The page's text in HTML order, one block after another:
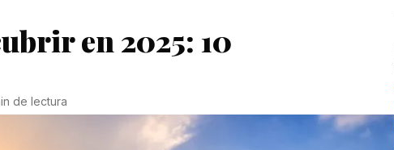
en 2025: 10
de lectura